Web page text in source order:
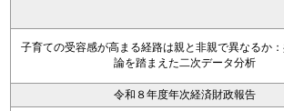
子育ての受容感が高まる経路は親と非親で異なるか
論を踏まえた二次データ分析
令和８年度年次経済財政報告